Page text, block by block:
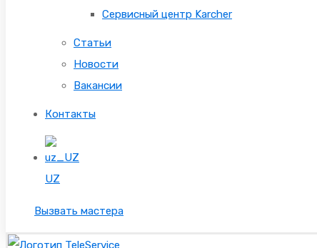
Сервисный центр Karcher
Статьи
Новости
Вакансии
Контакты
UZ
Вызвать мастера